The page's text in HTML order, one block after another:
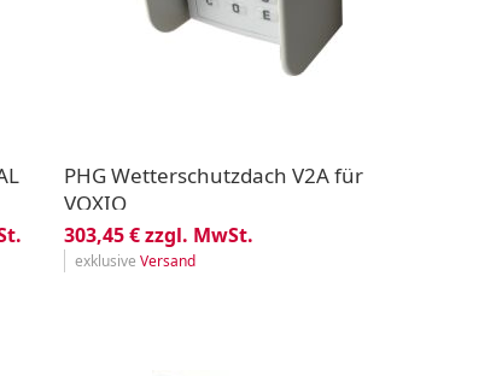
PHG Wetterschutzdach V2A für
VOXIO
303,45 € zzgl. MwSt.
exklusive Versand